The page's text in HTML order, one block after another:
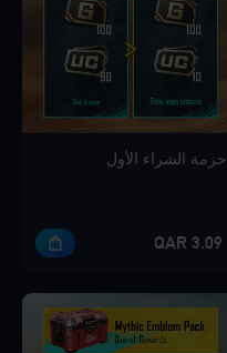
Loading...
حزمة الشراء الأول
3.09 QAR